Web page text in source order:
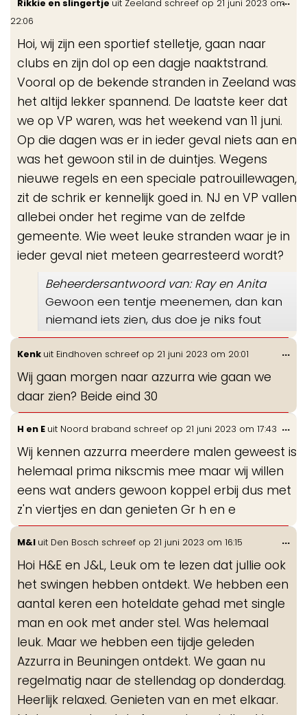
Rikkie en slingertje uit Zeeland schreef op 21 juni 2023 om
22:06
Hoi, wij zijn een sportief stelletje, gaan naar
clubs en zijn dol op een dagje naaktstrand.
Vooral op de bekende stranden in Zeeland was
het altijd lekker spannend. De laatste keer dat
we op VP waren, was het weekend van 11 juni.
Op die dagen was er in ieder geval niets aan en
was het gewoon stil in de duintjes. Wegens
nieuwe regels en een speciale patrouillewagen,
zit de schrik er kennelijk goed in. NJ en VP vallen
allebei onder het regime van de zelfde
gemeente. Wie weet leuke stranden waar je in
ieder geval niet meteen gearresteerd wordt?
Beheerdersantwoord van: Ray en Anita
Gewoon een tentje meenemen, dan kan
niemand iets zien, dus doe je niks fout
Kenk uit Eindhoven schreef op 21 juni 2023 om 20:01
Wij gaan morgen naar azzurra wie gaan we
daar zien? Beide eind 30
...
H en E uit Noord braband schreef op 21 juni 2023 om 17:43
Wij kennen azzurra meerdere malen geweest is
helemaal prima nikscmis mee maar wij willen
eens wat anders gewoon koppel erbij dus met
z'n viertjes en dan genieten Gr h en e
...
M&I uit Den Bosch schreef op 21 juni 2023 om 16:15
Hoi H&E en J&L, Leuk om te lezen dat jullie ook
het swingen hebben ontdekt. We hebben een
aantal keren een hoteldate gehad met single
man en ook met ander stel. Was helemaal
leuk. Maar we hebben een tijdje geleden
Azzurra in Beuningen ontdekt. We gaan nu
regelmatig naar de stellendag op donderdag.
Heerlijk relaxed. Genieten van en met elkaar.
...